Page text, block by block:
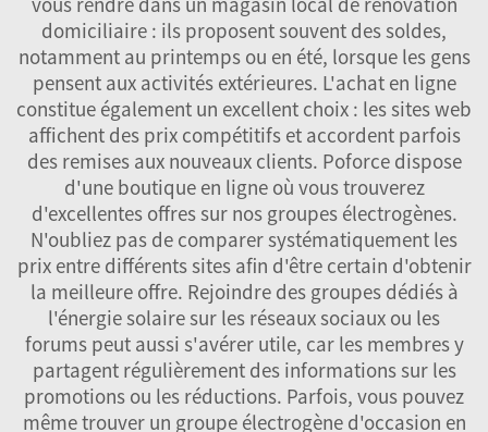
domiciliaire : ils proposent souvent des soldes,
notamment au printemps ou en été, lorsque les gens
pensent aux activités extérieures. L'achat en ligne
constitue également un excellent choix : les sites web
affichent des prix compétitifs et accordent parfois
des remises aux nouveaux clients. Poforce dispose
d'une boutique en ligne où vous trouverez
d'excellentes offres sur nos groupes électrogènes.
N'oubliez pas de comparer systématiquement les
prix entre différents sites afin d'être certain d'obtenir
la meilleure offre. Rejoindre des groupes dédiés à
l'énergie solaire sur les réseaux sociaux ou les
forums peut aussi s'avérer utile, car les membres y
partagent régulièrement des informations sur les
promotions ou les réductions. Parfois, vous pouvez
même trouver un groupe électrogène d'occasion en